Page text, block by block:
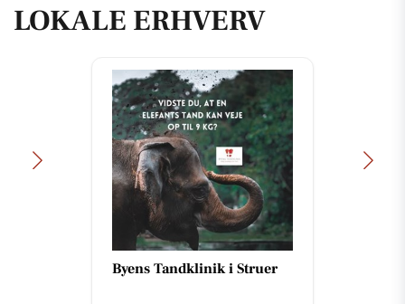
LOKALE ERHVERV
Byens Tandklinik i Struer